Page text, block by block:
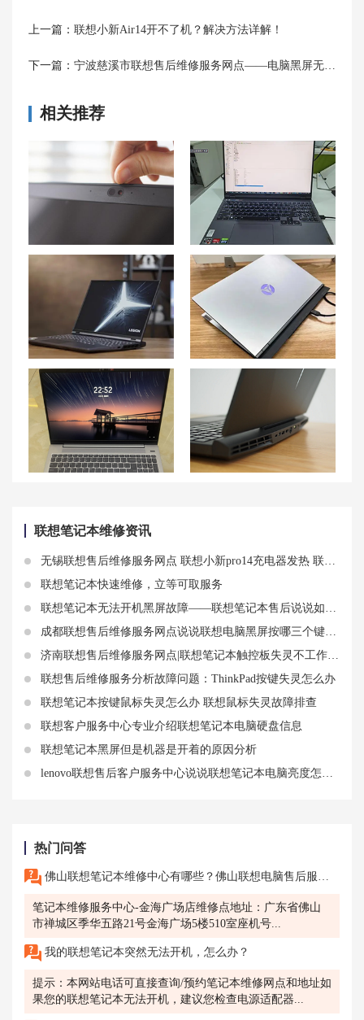
上一篇： 联想小新Air14开不了机？解决方法详解！
下一篇： 宁波慈溪市联想售后维修服务网点——电脑黑屏无法唤醒
相关推荐
联想小新14摄像头检测不到原因 小新14摄像头看不到画面解决方法 联想拯救者 R9000P触摸板无法滚动怎么办？
拯救者y9000p需要担心温度过高吗 y9000p散热怎么调 联想拯救者Y7000P常见死机问题的解决方法
联想笔记本维修资讯
无锡联想售后维修服务网点 联想小新pro14充电器发热 联想小新pro14发热严重
联想笔记本快速维修，立等可取服务
联想笔记本无法开机黑屏故障——联想笔记本售后说说如何解决
成都联想售后维修服务网点说说联想电脑黑屏按哪三个键及黑屏知识
济南联想售后维修服务网点|联想笔记本触控板失灵不工作了？试试这些方法！
联想售后维修服务分析故障问题：ThinkPad按键失灵怎么办
联想笔记本按键鼠标失灵怎么办 联想鼠标失灵故障排查
联想客户服务中心专业介绍联想笔记本电脑硬盘信息
联想笔记本黑屏但是机器是开着的原因分析
lenovo联想售后客户服务中心说说联想笔记本电脑亮度怎么调节亮度
热门问答
佛山联想笔记本维修中心有哪些？佛山联想电脑售后服务网点地址查询
笔记本维修服务中心-金海广场店维修点地址：广东省佛山
市禅城区季华五路21号金海广场5楼510室座机号...
我的联想笔记本突然无法开机，怎么办？
提示：本网站电话可直接查询/预约笔记本维修网点和地址如
果您的联想笔记本无法开机，建议您检查电源适配器...